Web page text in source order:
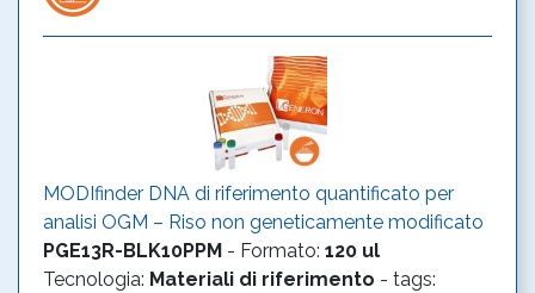
MODIfinder DNA di riferimento quantificato per
analisi OGM – Riso non geneticamente modificato
PGE13R-BLK10PPM - Formato: 120 ul
Tecnologia: Materiali di riferimento - tags: